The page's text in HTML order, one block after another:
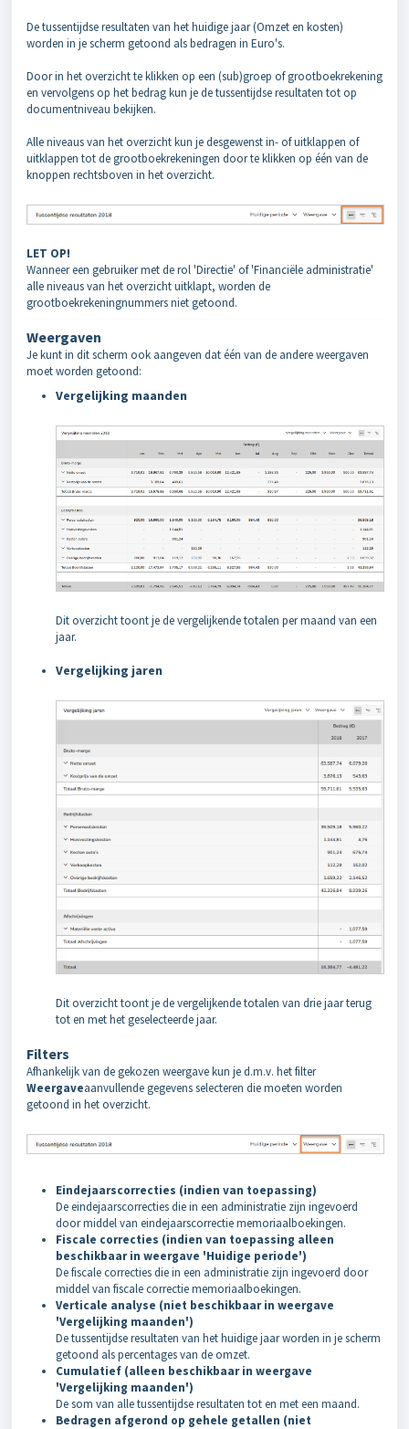
De tussentijdse resultaten van het huidige jaar (Omzet en kosten)
worden in je scherm getoond als bedragen in Euro's.
Door in het overzicht te klikken op een (sub)groep of grootboekrekening
en vervolgens op het bedrag kun je de tussentijdse resultaten tot op
documentniveau bekijken.
Alle niveaus van het overzicht kun je desgewenst in- of uitklappen of
uitklappen tot de grootboekrekeningen door te klikken op één van de
knoppen rechtsboven in het overzicht.
LET OP!
Wanneer een gebruiker met de rol 'Directie' of 'Financiële administratie'
alle niveaus van het overzicht uitklapt, worden de
grootboekrekeningnummers niet getoond.
Weergaven
Je kunt in dit scherm ook aangeven dat één van de andere weergaven
moet worden getoond:
Vergelijking maanden
Dit overzicht toont je de vergelijkende totalen per maand van een
jaar.
Vergelijking jaren
Dit overzicht toont je de vergelijkende totalen van drie jaar terug
tot en met het geselecteerde jaar.
Filters
Afhankelijk van de gekozen weergave kun je d.m.v. het filter
Weergaveaanvullende gegevens selecteren die moeten worden
getoond in het overzicht.
Eindejaarscorrecties (indien van toepassing)
De eindejaarscorrecties die in een administratie zijn ingevoerd
door middel van eindejaarscorrectie memoriaalboekingen.
Fiscale correcties (indien van toepassing alleen
beschikbaar in weergave 'Huidige periode')
De fiscale correcties die in een administratie zijn ingevoerd door
middel van fiscale correctie memoriaalboekingen.
Verticale analyse (niet beschikbaar in weergave
'Vergelijking maanden')
De tussentijdse resultaten van het huidige jaar worden in je scherm
getoond als percentages van de omzet.
Cumulatief (alleen beschikbaar in weergave
'Vergelijking maanden')
De som van alle tussentijdse resultaten tot en met een maand.
Bedragen afgerond op gehele getallen (niet